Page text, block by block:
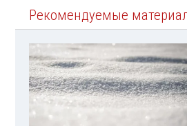
Рекомендуемые